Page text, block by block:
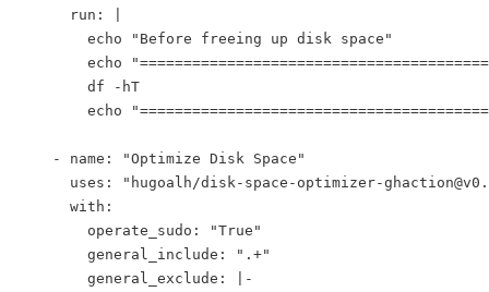
      run: |
        echo "Before freeing up disk space"
echo
        df -hT
echo
    - name: "Optimize Disk Space"
uses: "hugoalh/disk-space-optimizer-
      with:
        operate_sudo: "True"
        general_include: ".+"
        general_exclude: |-